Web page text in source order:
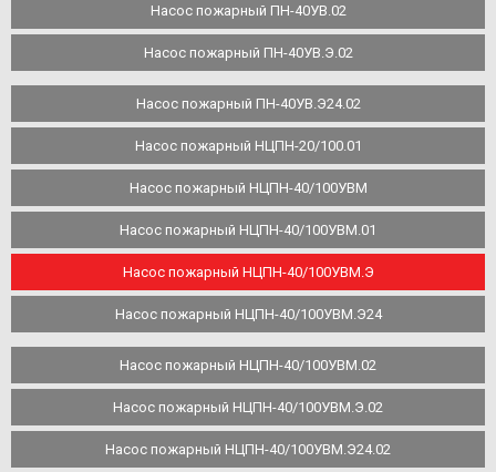
Насос пожарный ПН-40УВ.02
Насос пожарный ПН-40УВ.Э.02
Насос пожарный ПН-40УВ.Э24.02
Насос пожарный НЦПН-20/100.01
Насос пожарный НЦПН-40/100УВМ
Насос пожарный НЦПН-40/100УВМ.01
Насос пожарный НЦПН-40/100УВМ.Э
Насос пожарный НЦПН-40/100УВМ.Э24
Насос пожарный НЦПН-40/100УВМ.02
Насос пожарный НЦПН-40/100УВМ.Э.02
Насос пожарный НЦПН-40/100УВМ.Э24.02